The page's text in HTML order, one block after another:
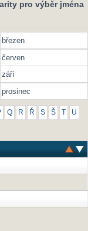
pro výběr jména
březen
červen
září
prosinec
Q R Ř S Š U